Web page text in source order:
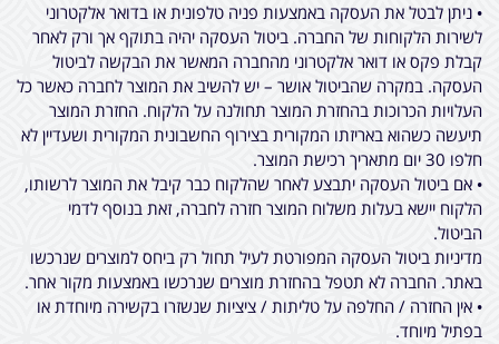
• ניתן לבטל את העסקה באמצעות פניה טלפונית או בדואר אלקטרוני
לשירות הלקוחות של החברה. ביטול העסקה יהיה בתוקף אך ורק לאחר
קבלת פקס או דואר אלקטרוני מהחברה המאשר את הבקשה לביטול
העסקה. במקרה שהביטול אושר – יש להשיב את המוצר לחברה כאשר כל
העלויות הכרוכות בהחזרת המוצר תחולנה על הלקוח. החזרת המוצר
תיעשה כשהוא באריזתו המקורית בצירוף החשבונית המקורית ושעדיין לא
חלפו 30 יום מתאריך רכישת המוצר.
• אם ביטול העסקה יתבצע לאחר שהלקוח כבר קיבל את המוצר לרשותו,
הלקוח יישא בעלות משלוח המוצר חזרה לחברה, זאת בנוסף לדמי
הביטול.
מדיניות ביטול העסקה המפורטת לעיל תחול רק ביחס למוצרים שנרכשו
באתר. החברה לא תטפל בהחזרת מוצרים שנרכשו באמצעות מקור אחר.
• אין החזרה / החלפה על טליתות / ציציות שנשזרו בקשירה מיוחדת או
בפתיל מיוחד.